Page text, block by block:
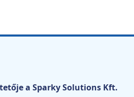
a Sparky Solutions Kft.